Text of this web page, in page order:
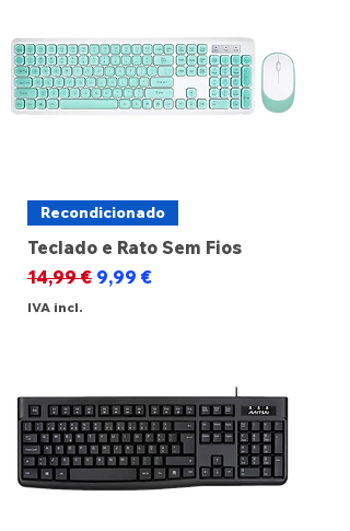
Recondicionado
Teclado e Rato Sem Fios
Preço normal
14,99 € Preço promocional
9,99 €
IVA incl.